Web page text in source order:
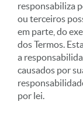
responsabiliza
ou terceiros
em parte, do
dos Termos.
a
causados por
por lei.